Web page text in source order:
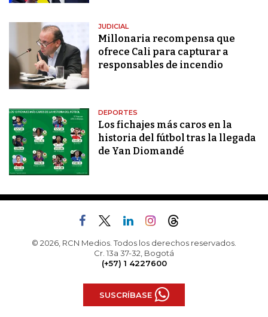
JUDICIAL
Millonaria recompensa que
ofrece Cali para capturar a
responsables de incendio
DEPORTES
Los fichajes más caros en la
historia del fútbol tras la llegada
de Yan Diomandé
© 2026, RCN Medios. Todos los derechos reservados.
Cr. 13a 37-32, Bogotá
(+57) 1 4227600
SUSCRÍBASE